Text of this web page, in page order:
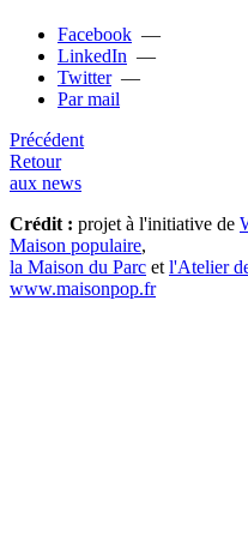
Facebook —
LinkedIn —
Twitter—
Par mail
Précédent
Retour
aux news
Crédit : projet à l'initiative de
Maison populaire,
la Maison du Parc etl'Atelier
www.maisonpop.fr